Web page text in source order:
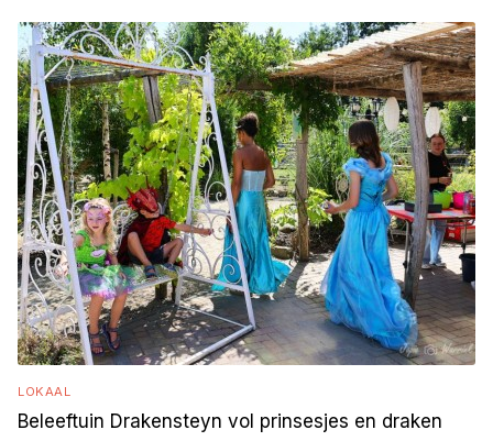
LOKAAL
Beleeftuin Drakensteyn vol prinsesjes en draken